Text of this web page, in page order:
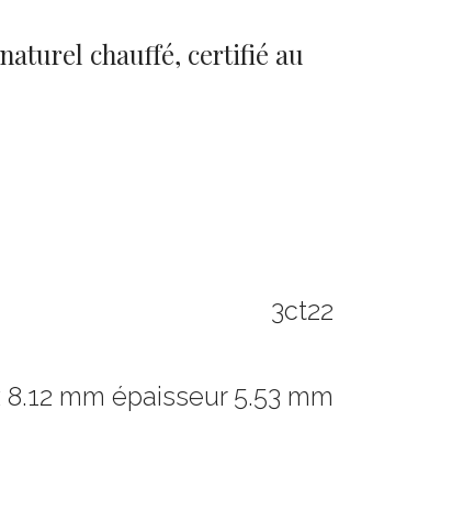
chauffé, certifié au
3ct22
8.12 mm épaisseur 5.53 mm